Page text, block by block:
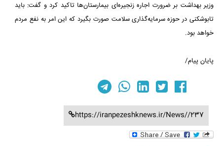
وزیر بهداشت بر ضرورت اجاره زنجیره‌ای بیمارستان‌ها تاکید کرد و گفت: باید
تابوشکنی در حوزه سرمایه‌گذاری سلامت صورت بگیرد که این امر به نفع مردم
خواهد بود.
پایان پیام/
https://iranpezeshknews.ir/News//237